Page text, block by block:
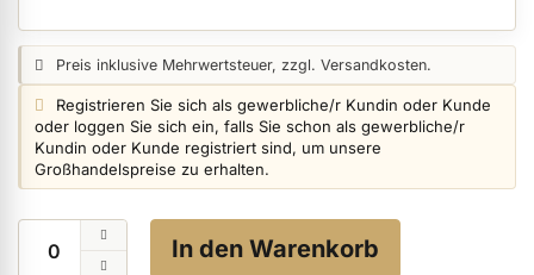
Hygiene anzeigen
Skintrix anzeigen
Hand- & Körperpflege anzeigen
Preisangabe:
Preis inklusive Mehrwertsteuer, zzgl. Versandkosten.
Login info:
Registrieren Sie sich als gewerbliche/r Kundin oder Kunde
oder loggen Sie sich ein, falls Sie schon als gewerbliche/r
Kundin oder Kunde registriert sind, um unsere
Großhandelspreise zu erhalten.
In den Warenkorb